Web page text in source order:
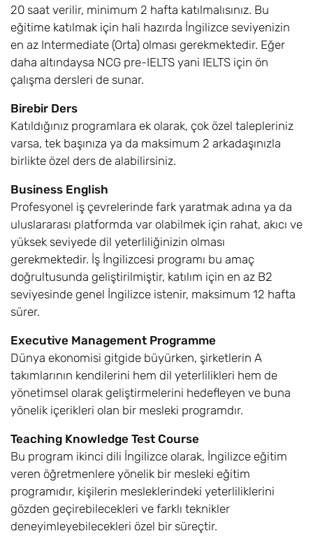
20 saat verilir, minimum 2 hafta katılmalısınız. Bu
eğitime katılmak için hali hazırda İngilizce seviyenizin
en az Intermediate (Orta) olması gerekmektedir. Eğer
daha altındaysa NCG pre-IELTS yani IELTS için ön
çalışma dersleri de sunar.
Birebir Ders
Katıldığınız programlara ek olarak, çok özel talepleriniz
varsa, tek başınıza ya da maksimum 2 arkadaşınızla
birlikte özel ders de alabilirsiniz.
Business English
Profesyonel iş çevrelerinde fark yaratmak adına ya da
uluslararası platformda var olabilmek için rahat, akıcı ve
yüksek seviyede dil yeterliliğinizin olması
gerekmektedir. İş İngilizcesi programı bu amaç
doğrultusunda geliştirilmiştir, katılım için en az B2
seviyesinde genel İngilizce istenir, maksimum 12 hafta
sürer.
Executive Management Programme
Dünya ekonomisi gitgide büyürken, şirketlerin A
takımlarının kendilerini hem dil yeterlilikleri hem de
yönetimsel olarak geliştirmelerini hedefleyen ve buna
yönelik içerikleri olan bir mesleki programdır.
Teaching Knowledge Test Course
Bu program ikinci dili İngilizce olarak, İngilizce eğitim
veren öğretmenlere yönelik bir mesleki eğitim
programıdır, kişilerin mesleklerindeki yeterliliklerini
gözden geçirebilecekleri ve farklı teknikler
deneyimleyebilecekleri özel bir süreçtir.